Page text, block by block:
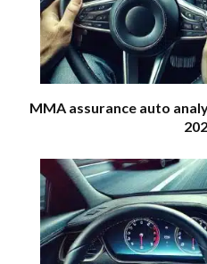
MMA assurance auto